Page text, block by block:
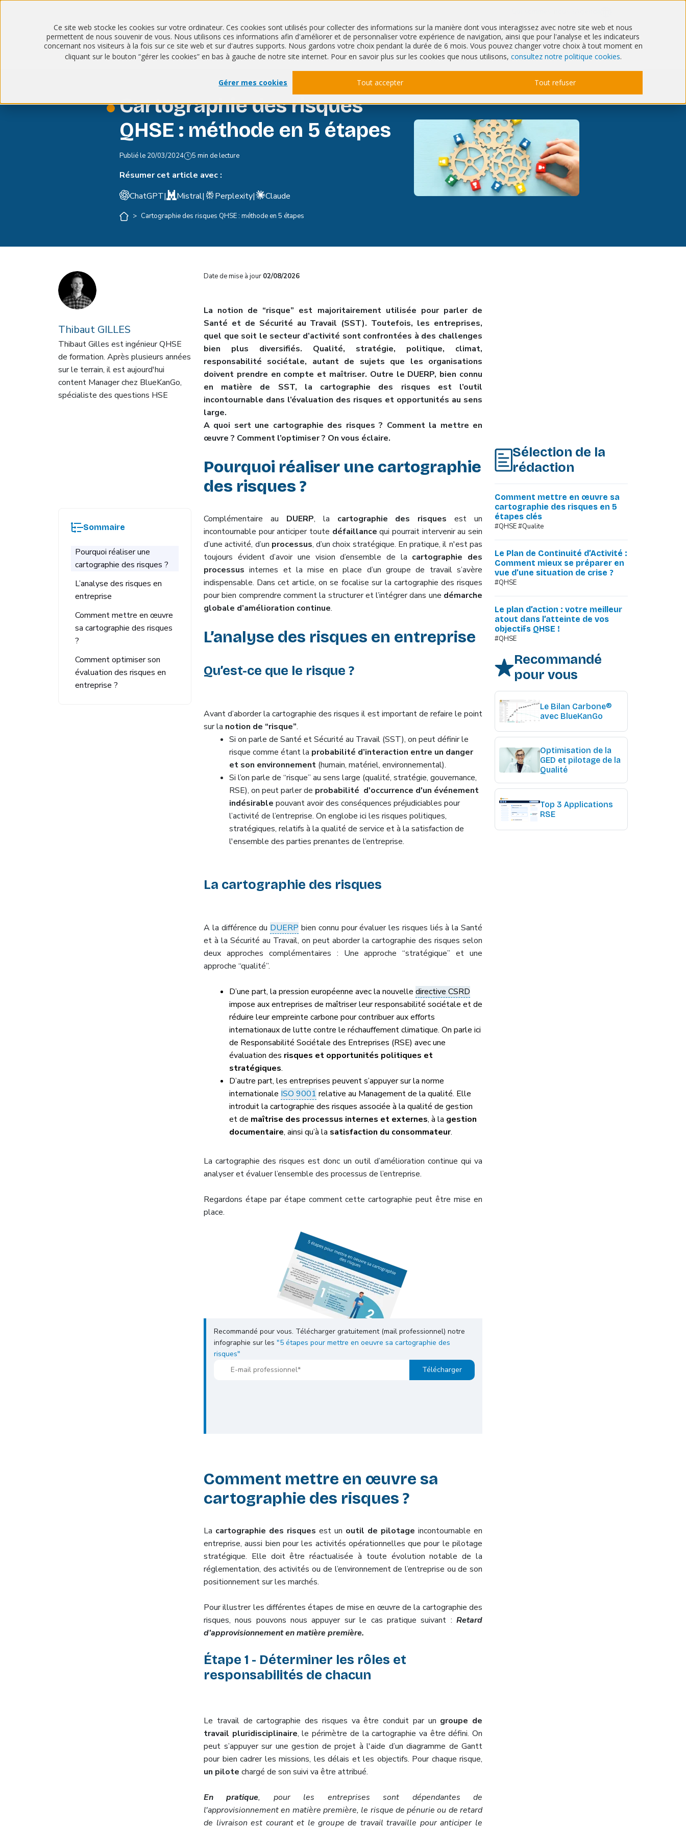
Ce site web stocke les cookies sur votre ordinateur. Ces cookies sont utilisés pour collecter des informations sur la manière dont vous interagissez avec notre site web et nous
permettent de nous souvenir de vous. Nous utilisons ces informations afin d'améliorer et de personnaliser votre expérience de navigation, ainsi que pour l'analyse et les indicateurs
concernant nos visiteurs à la fois sur ce site web et sur d'autres supports. Nous gardons votre choix pendant la durée de 6 mois. Vous pouvez changer votre choix à tout moment en
cliquant sur le bouton “gérer les cookies” en bas à gauche de notre site internet. Pour en savoir plus sur les cookies que nous utilisons, consultez notre politique cookies.
Gérer mes cookies Tout accepter Tout refuser
QHSE RSE Santé IT & Cyber
Cartographie des risques
QHSE : méthode en 5 étapes
Publié le 20/03/2024 5 min de lecture
Résumer cet article avec :
ChatGPT| Mistral| Perplexity| Claude
> Cartographie des risques QHSE : méthode en 5 étapes
Thibaut GILLES
Thibaut Gilles est ingénieur QHSE
de formation. Après plusieurs années
sur le terrain, il est aujourd'hui
content Manager chez BlueKanGo,
spécialiste des questions HSE
Sommaire
Pourquoi réaliser une
cartographie des risques ?
L’analyse des risques en
entreprise
Comment mettre en œuvre
sa cartographie des risques
?
Comment optimiser son
évaluation des risques en
entreprise ?
Date de mise à jour 02/08/2026
La notion de “risque” est majoritairement utilisée pour parler de
Santé et de Sécurité au Travail (SST). Toutefois, les entreprises,
quel que soit le secteur d’activité sont confrontées à des challenges
bien plus diversifiés. Qualité, stratégie, politique, climat,
responsabilité sociétale, autant de sujets que les organisations
doivent prendre en compte et maîtriser. Outre le DUERP, bien connu
en matière de SST, la cartographie des risques est l’outil
incontournable dans l’évaluation des risques et opportunités au sens
large.
A quoi sert une cartographie des risques ? Comment la mettre en
œuvre ? Comment l’optimiser ? On vous éclaire.
Pourquoi réaliser une cartographie
des risques ?
Complémentaire au DUERP, la cartographie des risques est un
incontournable pour anticiper toute défaillance qui pourrait intervenir au sein
d’une activité, d’un processus, d’un choix stratégique. En pratique, il n'est pas
toujours évident d’avoir une vision d’ensemble de la cartographie des
processus internes et la mise en place d’un groupe de travail s’avère
indispensable. Dans cet article, on se focalise sur la cartographie des risques
pour bien comprendre comment la structurer et l’intégrer dans une démarche
globale d’amélioration continue.
L’analyse des risques en entreprise
Qu’est-ce que le risque ?
Avant d’aborder la cartographie des risques il est important de refaire le point
sur la notion de “risque”.
Si on parle de Santé et Sécurité au Travail (SST), on peut définir le
risque comme étant la probabilité d’interaction entre un danger
et son environnement (humain, matériel, environnemental).
Si l’on parle de “risque” au sens large (qualité, stratégie, gouvernance,
RSE), on peut parler de probabilité d'occurrence d'un événement
indésirable pouvant avoir des conséquences préjudiciables pour
l’activité de l’entreprise. On englobe ici les risques politiques,
stratégiques, relatifs à la qualité de service et à la satisfaction de
l'ensemble des parties prenantes de l’entreprise.
La cartographie des risques
A la différence du DUERP bien connu pour évaluer les risques liés à la Santé
et à la Sécurité au Travail, on peut aborder la cartographie des risques selon
deux approches complémentaires : Une approche “stratégique” et une
approche “qualité”.
D’une part, la pression européenne avec la nouvelle directive CSRD
impose aux entreprises de maîtriser leur responsabilité sociétale et de
réduire leur empreinte carbone pour contribuer aux efforts
internationaux de lutte contre le réchauffement climatique. On parle ici
de Responsabilité Sociétale des Entreprises (RSE) avec une
évaluation des risques et opportunités politiques et
stratégiques.
D’autre part, les entreprises peuvent s’appuyer sur la norme
internationale ISO 9001 relative au Management de la qualité. Elle
introduit la cartographie des risques associée à la qualité de gestion
et de maîtrise des processus internes et externes, à la gestion
documentaire, ainsi qu’à la satisfaction du consommateur.
La cartographie des risques est donc un outil d’amélioration continue qui va
analyser et évaluer l’ensemble des processus de l’entreprise.
Regardons étape par étape comment cette cartographie peut être mise en
place.
Recommandé pour vous. Télécharger gratuitement (mail professionnel) notre
infographie sur les "5 étapes pour mettre en oeuvre sa cartographie des
risques"
Comment mettre en œuvre sa
cartographie des risques ?
La cartographie des risques est un outil de pilotage incontournable en
entreprise, aussi bien pour les activités opérationnelles que pour le pilotage
stratégique. Elle doit être réactualisée à toute évolution notable de la
réglementation, des activités ou de l’environnement de l’entreprise ou de son
positionnement sur les marchés.
Pour illustrer les différentes étapes de mise en œuvre de la cartographie des
risques, nous pouvons nous appuyer sur le cas pratique suivant : Retard
d’approvisionnement en matière première.
Étape 1 - Déterminer les rôles et
responsabilités de chacun
Le travail de cartographie des risques va être conduit par un groupe de
travail pluridisciplinaire, le périmètre de la cartographie va être défini. On
peut s’appuyer sur une gestion de projet à l'aide d’un diagramme de Gantt
pour bien cadrer les missions, les délais et les objectifs. Pour chaque risque,
un pilote chargé de son suivi va être attribué.
En pratique, pour les entreprises sont dépendantes de
l'approvisionnement en matière première, le risque de pénurie ou de retard
de livraison est courant et le groupe de travail travaille pour anticiper le
Sélection de la
rédaction
Comment mettre en œuvre sa
cartographie des risques en 5
étapes clés
#QHSE #Qualite
Le Plan de Continuité d’Activité :
Comment mieux se préparer en
vue d’une situation de crise ?
#QHSE
Le plan d’action : votre meilleur
atout dans l’atteinte de vos
objectifs QHSE !
#QHSE
Recommandé
pour vous
Le Bilan Carbone®
avec BlueKanGo
Optimisation de la
GED et pilotage de la
Qualité
Top 3 Applications
RSE